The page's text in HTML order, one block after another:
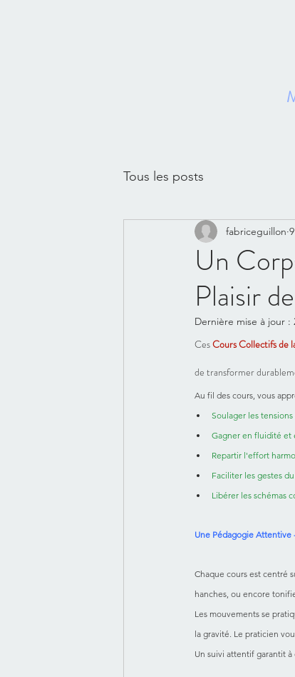
Tous les posts
Un
Plaisir
fabriceguillon
Dernière mise à jour :
CesCours Collectifs de
de transformer
Au fil des cours, vous
Soulager les
Gagner en fluidité et
Repartir l'effort
Faciliter les gestes
Libérer les schémas
Une Pédagogie Attentive
Chaque cours est centré
hanches, ou encore
Les mouvements se
la gravité. Le praticien
Un suivi attentif garantit